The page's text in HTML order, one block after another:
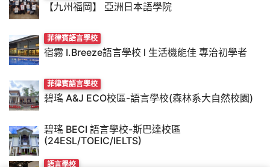
【九州福岡】 亞洲日本語學院
菲律賓語言學校
宿霧 I.Breeze語言學校 l 生活機能佳 專治初學者
菲律賓語言學校
碧瑤 A&J ECO校區-語言學校(森林系大自然校園)
碧瑤 BECI 語言學校-斯巴達校區
(24ESL/TOEIC/IELTS)
語言學校